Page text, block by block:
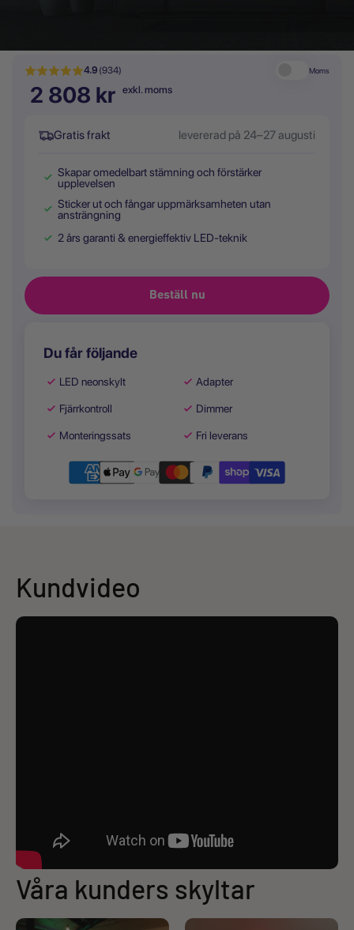
4.9 (934) Moms
2 808 kr exkl. moms
Gratis frakt levererad på 24–27 augusti
Skapar omedelbart stämning och förstärker
upplevelsen
Sticker ut och fångar uppmärksamheten utan
ansträngning
2 års garanti & energieffektiv LED-teknik
Du får följande
LED neonskylt Adapter
Fjärrkontroll Dimmer
Monteringssats Fri leverans
Våra kunders skyltar
Kundvideo